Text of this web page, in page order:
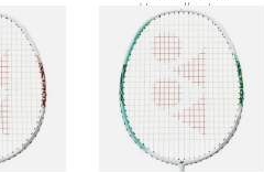
Versandkosten